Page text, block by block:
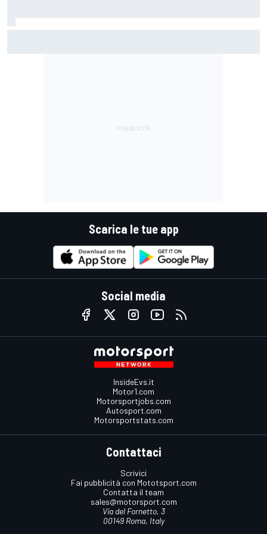
Scarica le tue app
Social media
InsideEvs.it
Motor1.com
Motorsportjobs.com
Autosport.com
Motorsportstats.com
Contattaci
Scrivici
Fai pubblicità con Mototsport.com
Contatta il team
sales@motorsport.com
Via del Fornetto, 3
00149 Roma, Italy